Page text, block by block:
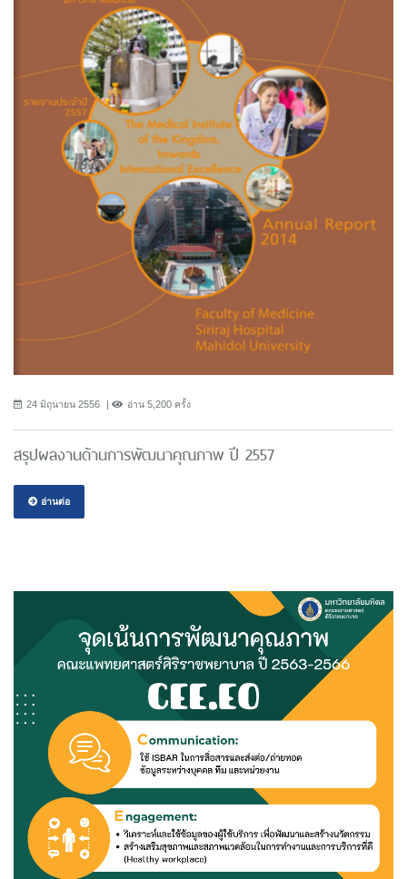
24 มิถุนายน 2556 อ่าน 5,200 ครั้ง
สรุปผลงานด้านการพัฒนาคุณภาพ ปี 2557
อ่านต่อ